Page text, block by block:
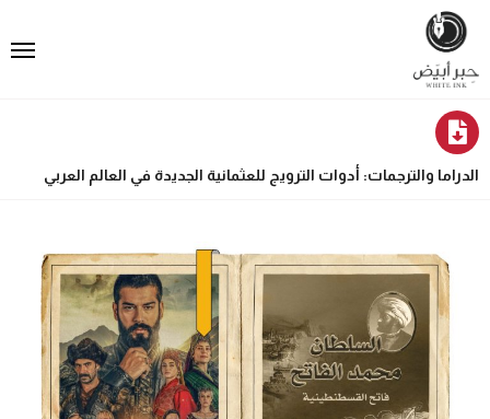
الدراما والترجمات: أدوات الترويج للعثمانية الجديدة في العالم العربي